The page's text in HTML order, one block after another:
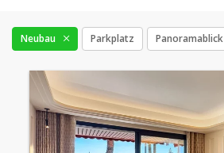
Neubau Parkplatz Panoramablick